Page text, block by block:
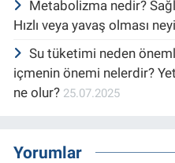
Metabolizma nedir?
Hızlı veya yavaş olması
Su tüketimi neden
içmenin önemi nelerdir?
ne olur? 25.07.2025
Yorumlar